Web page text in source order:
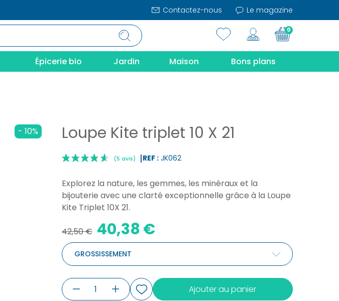
Contactez-nous Le magazine
0
Épicerie bio Jardin Maison Bons plans
- 10% Loupe Kite triplet 10 X 21
REF : JK062
(5 avis) |
Explorez la nature, les gemmes, les minéraux et la
bijouterie avec une clarté exceptionnelle grâce à la Loupe
Kite Triplet 10X 21.
42,50 € 40,38 €
GROSSISSEMENT
Ajouter au panier